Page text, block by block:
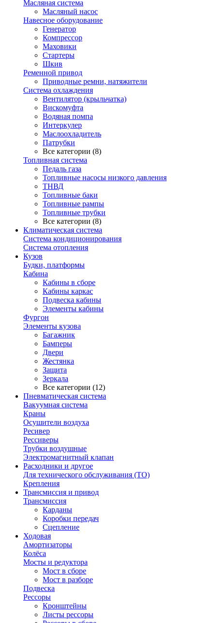
Масляная система
Масляный насос
Навесное оборудование
Генератор
Компрессор
Маховики
Стартеры
Шкив
Ременной привод
Приводные ремни, натяжители
Система охлаждения
Вентилятор (крыльчатка)
Вискомуфта
Водяная помпа
Интеркулер
Маслоохладитель
Патрубки
Все категории (8)
Топливная система
Педаль газа
Топливные насосы низкого давления
ТНВД
Топливные баки
Топливные рампы
Топливные трубки
Все категории (8)
Климатическая система
Система кондиционирования
Система отопления
Кузов
Будки, платформы
Кабина
Кабины в сборе
Кабины каркас
Подвеска кабины
Элементы кабины
Фургон
Элементы кузова
Багажник
Бамперы
Двери
Жестянка
Защита
Зеркала
Все категории (12)
Пневматическая система
Вакуумная система
Краны
Осушители воздуха
Ресивер
Рессиверы
Трубки воздушные
Электромагнитный клапан
Расходники и другое
Для технического обслуживания (ТО)
Крепления
Трансмиссия и привод
Трансмиссия
Карданы
Коробки передач
Сцепление
Ходовая
Амортизаторы
Колёса
Мосты и редуктора
Мост в сборе
Мост в разборе
Подвеска
Рессоры
Кронштейны
Листы рессоры